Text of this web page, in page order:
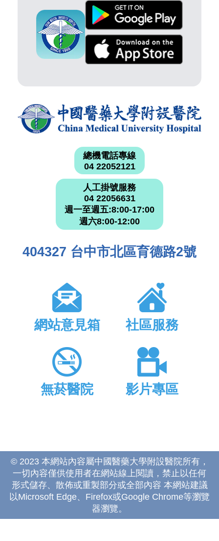
總機電話專線
04 22052121
人工掛號服務
04 22056631
週一至週五:8:00-17:00
週六8:00-12:00
404327 台中市北區育德路2號
網站意見箱 社區服務
無菸醫院 影片專區
© 2023 本網站內容屬中國醫藥大學附設醫院所有，
一切內容僅供使用者在網站線上閱讀，禁止以任何
形式儲存、散佈或重製部分或全部內容 本網站建議
以Microsoft Edge、Firefox或Google Chrome等瀏覽
器瀏覽。